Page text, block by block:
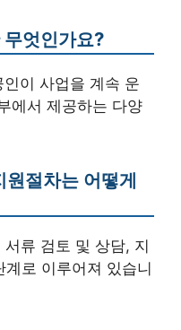
엇인가요?
이 사업을 계속 운
에서 제공하는 다양
절차는 어떻게
류 검토 및 상담, 지
로 이루어져 있습니